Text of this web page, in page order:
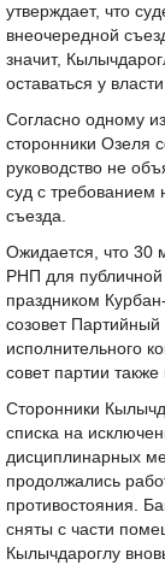
утверждает, что
внеочередной
значит,
оставаться у
Согласно одному
сторонники Озеля
руководство не
суд с требованием
съезда.
Ожидается, что 30
РНП для публичной
праздником
созовет Партийный
исполнительного
совет партии
Сторонники
списка на
дисциплинарных
продолжались
противостояния.
сняты с части
Кылычдароглу